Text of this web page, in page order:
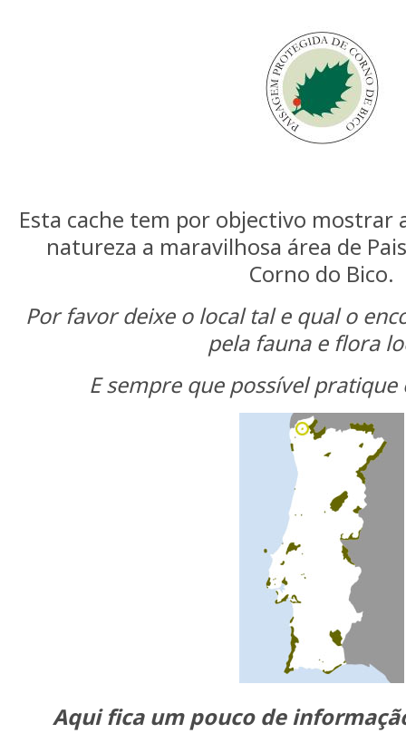
Esta cache tem por objectivo mostrar
natureza a maravilhosa área de
Corno do Bico.
Por favor deixe o local tal e qual o
pela fauna e flora
E sempre que possível pratique
Aqui fica um pouco de